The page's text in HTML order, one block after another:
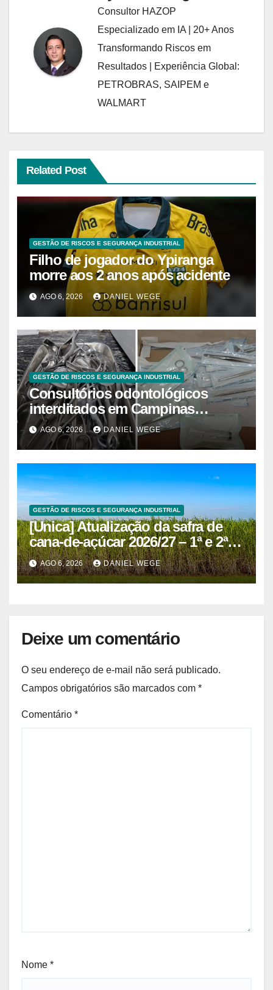
Consultor HAZOP
Especializado em IA | 20+ Anos
Transformando Riscos em
Resultados | Experiência Global:
PETROBRAS, SAIPEM e
WALMART
Related Post
GESTÃO DE RISCOS E SEGURANÇA INDUSTRIAL
Filho de jogador do Ypiranga
morre aos 2 anos após acidente
AGO 6, 2026 DANIEL WEGE
GESTÃO DE RISCOS E SEGURANÇA INDUSTRIAL
Consultórios odontológicos
interditados em Campinas
superam 2025
AGO 6, 2026 DANIEL WEGE
GESTÃO DE RISCOS E SEGURANÇA INDUSTRIAL
[Unica] Atualização da safra de
cana-de-açúcar 2026/27 – 1ª e 2ª
quinzenas de junho
AGO 6, 2026 DANIEL WEGE
Deixe um comentário
O seu endereço de e-mail não será publicado.
Campos obrigatórios são marcados com *
Comentário *
Nome *